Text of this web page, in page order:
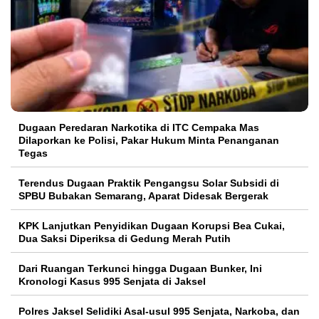
Dugaan Peredaran Narkotika di ITC Cempaka Mas
Dilaporkan ke Polisi, Pakar Hukum Minta Penanganan
Tegas
Terendus Dugaan Praktik Pengangsu Solar Subsidi di
SPBU Bubakan Semarang, Aparat Didesak Bergerak
KPK Lanjutkan Penyidikan Dugaan Korupsi Bea Cukai,
Dua Saksi Diperiksa di Gedung Merah Putih
Dari Ruangan Terkunci hingga Dugaan Bunker, Ini
Kronologi Kasus 995 Senjata di Jaksel
Polres Jaksel Selidiki Asal-usul 995 Senjata, Narkoba, dan